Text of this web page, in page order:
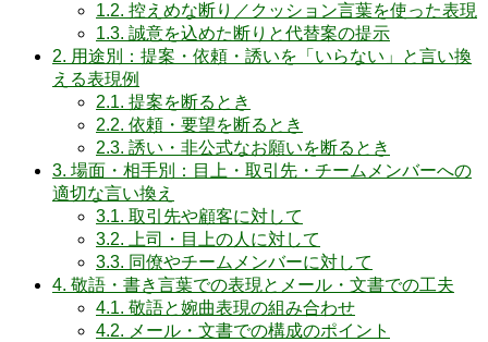
1.2. 控えめな断り／クッション言葉を使った表現
1.3. 誠意を込めた断りと代替案の提示
2. 用途別：提案・依頼・誘いを「いらない」と言い換
える表現例
2.1. 提案を断るとき
2.2. 依頼・要望を断るとき
2.3. 誘い・非公式なお願いを断るとき
3. 場面・相手別：目上・取引先・チームメンバーへの
適切な言い換え
3.1. 取引先や顧客に対して
3.2. 上司・目上の人に対して
3.3. 同僚やチームメンバーに対して
4. 敬語・書き言葉での表現とメール・文書での工夫
4.1. 敬語と婉曲表現の組み合わせ
4.2. メール・文書での構成のポイント